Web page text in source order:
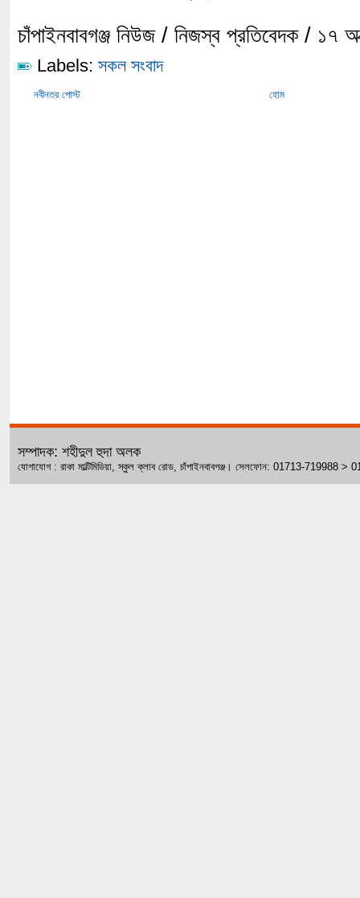
চাঁপাইনবাবগঞ্জ নিউজ / নিজস্ব প্রতিবেদক / ১৭
Labels: সকল সংবাদ
নবীনতর পোস্ট হোম
সম্পাদক: শহীদুল হুদা অলক
যোগাযোগ : রাকা মাল্টিমিডিয়া, স্কুল ক্লাব রোড, চাঁপাইনবাবগঞ্জ। সেলফোন: 01713-